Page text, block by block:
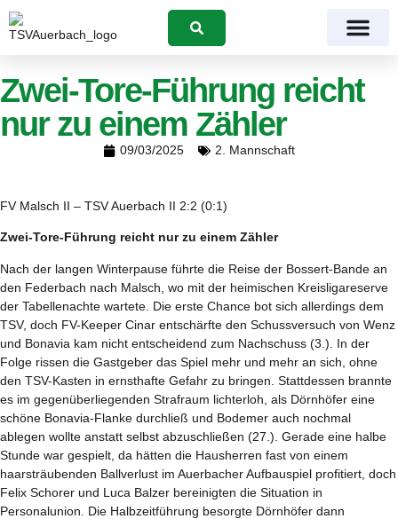
Suchen
Zwei-Tore-Führung reicht
nur zu einem Zähler
09/03/2025 2. Mannschaft
FV Malsch II – TSV Auerbach II 2:2 (0:1)
Zwei-Tore-Führung reicht nur zu einem Zähler
Nach der langen Winterpause führte die Reise der Bossert-Bande an
den Federbach nach Malsch, wo mit der heimischen Kreisligareserve
der Tabellenachte wartete. Die erste Chance bot sich allerdings dem
TSV, doch FV-Keeper Cinar entschärfte den Schussversuch von Wenz
und Bonavia kam nicht entscheidend zum Nachschuss (3.). In der
Folge rissen die Gastgeber das Spiel mehr und mehr an sich, ohne
den TSV-Kasten in ernsthafte Gefahr zu bringen. Stattdessen brannte
es im gegenüberliegenden Strafraum lichterloh, als Dörnhöfer eine
schöne Bonavia-Flanke durchließ und Bodemer auch nochmal
ablegen wollte anstatt selbst abzuschließen (27.). Gerade eine halbe
Stunde war gespielt, da hätten die Hausherren fast von einem
haarsträubenden Ballverlust im Auerbacher Aufbauspiel profitiert, doch
Felix Schorer und Luca Balzer bereinigten die Situation in
Personalunion. Die Halbzeitführung besorgte Dörnhöfer dann